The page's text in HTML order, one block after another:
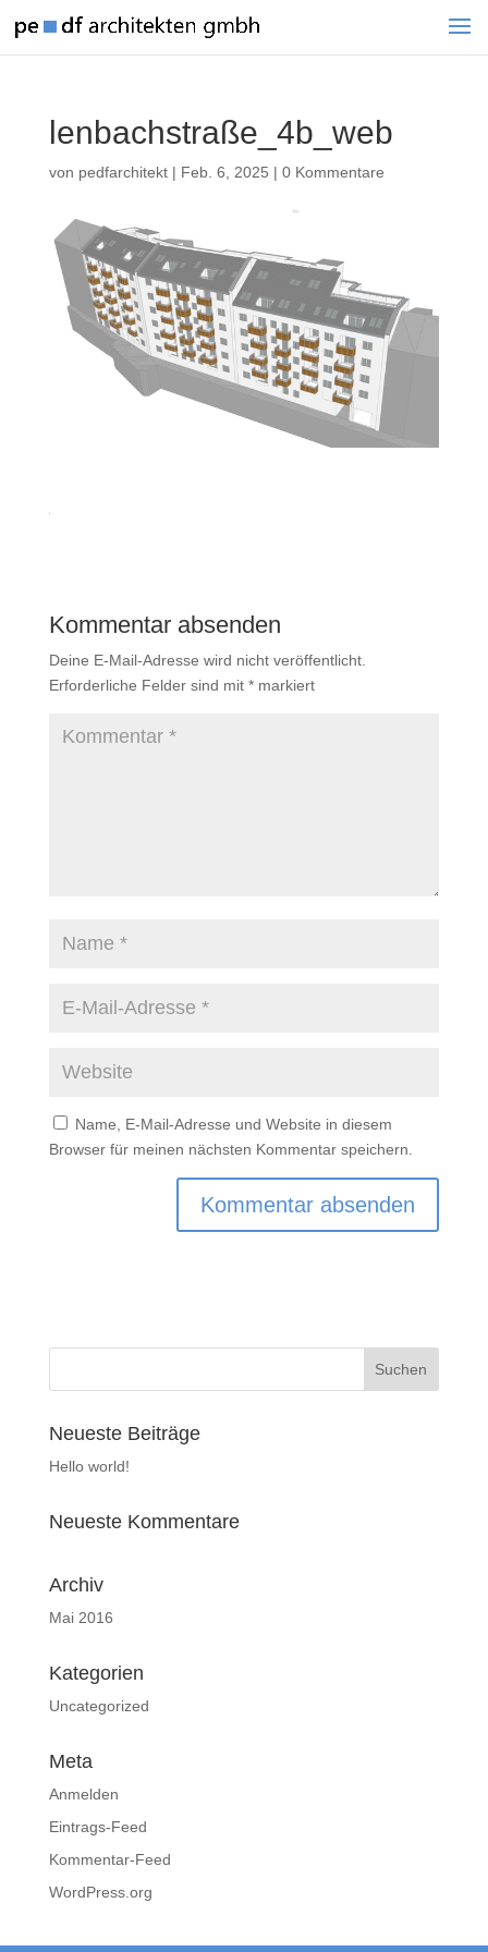
lenbachstraße_4b_web
von pedfarchitekt| Feb. 6, 2025 | 0 Kommentare
Kommentar absenden
Deine E-Mail-Adresse wird nicht veröffentlicht.
Erforderliche Felder sind mit *markiert
Name, E-Mail-Adresse und Website in diesem
Browser für meinen nächsten Kommentar speichern.
Neueste Beiträge
Hello world!
Neueste Kommentare
Archiv
Mai 2016
Kategorien
Uncategorized
Meta
Anmelden
Eintrags-Feed
Kommentar-Feed
WordPress.org